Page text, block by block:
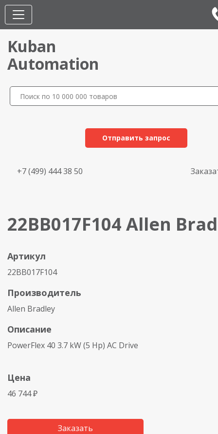
Kuban
Automation
Отправить запрос
+7 (499) 444 38 50
22BB017F104 Allen
Артикул
22BB017F104
Производитель
Allen Bradley
Описание
PowerFlex 40 3.7 kW (5 Hp) AC Drive
Цена
46 744 ₽
Заказать